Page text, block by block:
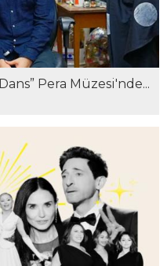
Pera Müzesi'nde...